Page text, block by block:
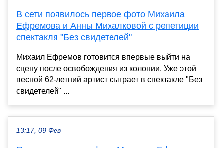
В сети появилось первое фото Михаила
Ефремова и Анны Михалковой с репетиции
спектакля "Без свидетелей"
Михаил Ефремов готовится впервые выйти на
сцену после освобождения из колонии. Уже этой
весной 62-летний артист сыграет в спектакле "Без
свидетелей" ...
13:17, 09 Фев